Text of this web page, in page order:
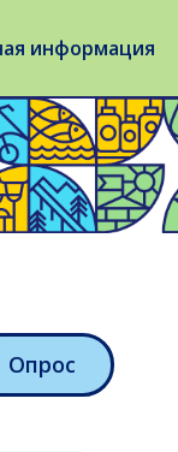
информация
Опрос